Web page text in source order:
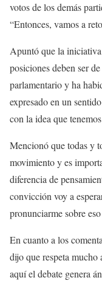
votos de los demás
“Entonces, vamos a
Apuntó que la
posiciones deben ser
parlamentario y ha
expresado en un
con la idea que
Mencionó que todas y
movimiento y es
diferencia de
convicción voy a
pronunciarme sobre
En cuanto a los
dijo que respeta mucho
aquí el debate genera